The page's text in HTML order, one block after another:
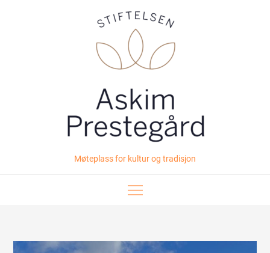
Møteplass for kultur og tradisjon